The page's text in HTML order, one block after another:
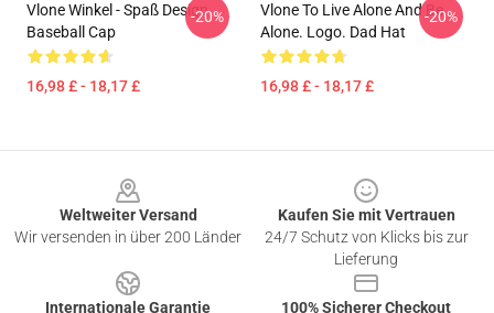
Vlone Winkel - Spaß Design
Baseball Cap
16,98 £ - 18,17 £
-20%
Vlone To Live Alone And Be
Alone. Logo. Dad Hat
16,98 £ - 18,17 £
-20%
Weltweiter Versand
Wir versenden in über 200 Länder
Kaufen Sie mit Vertrauen
24/7 Schutz von Klicks bis zur
Lieferung
Internationale Garantie
100% Sicherer Checkout